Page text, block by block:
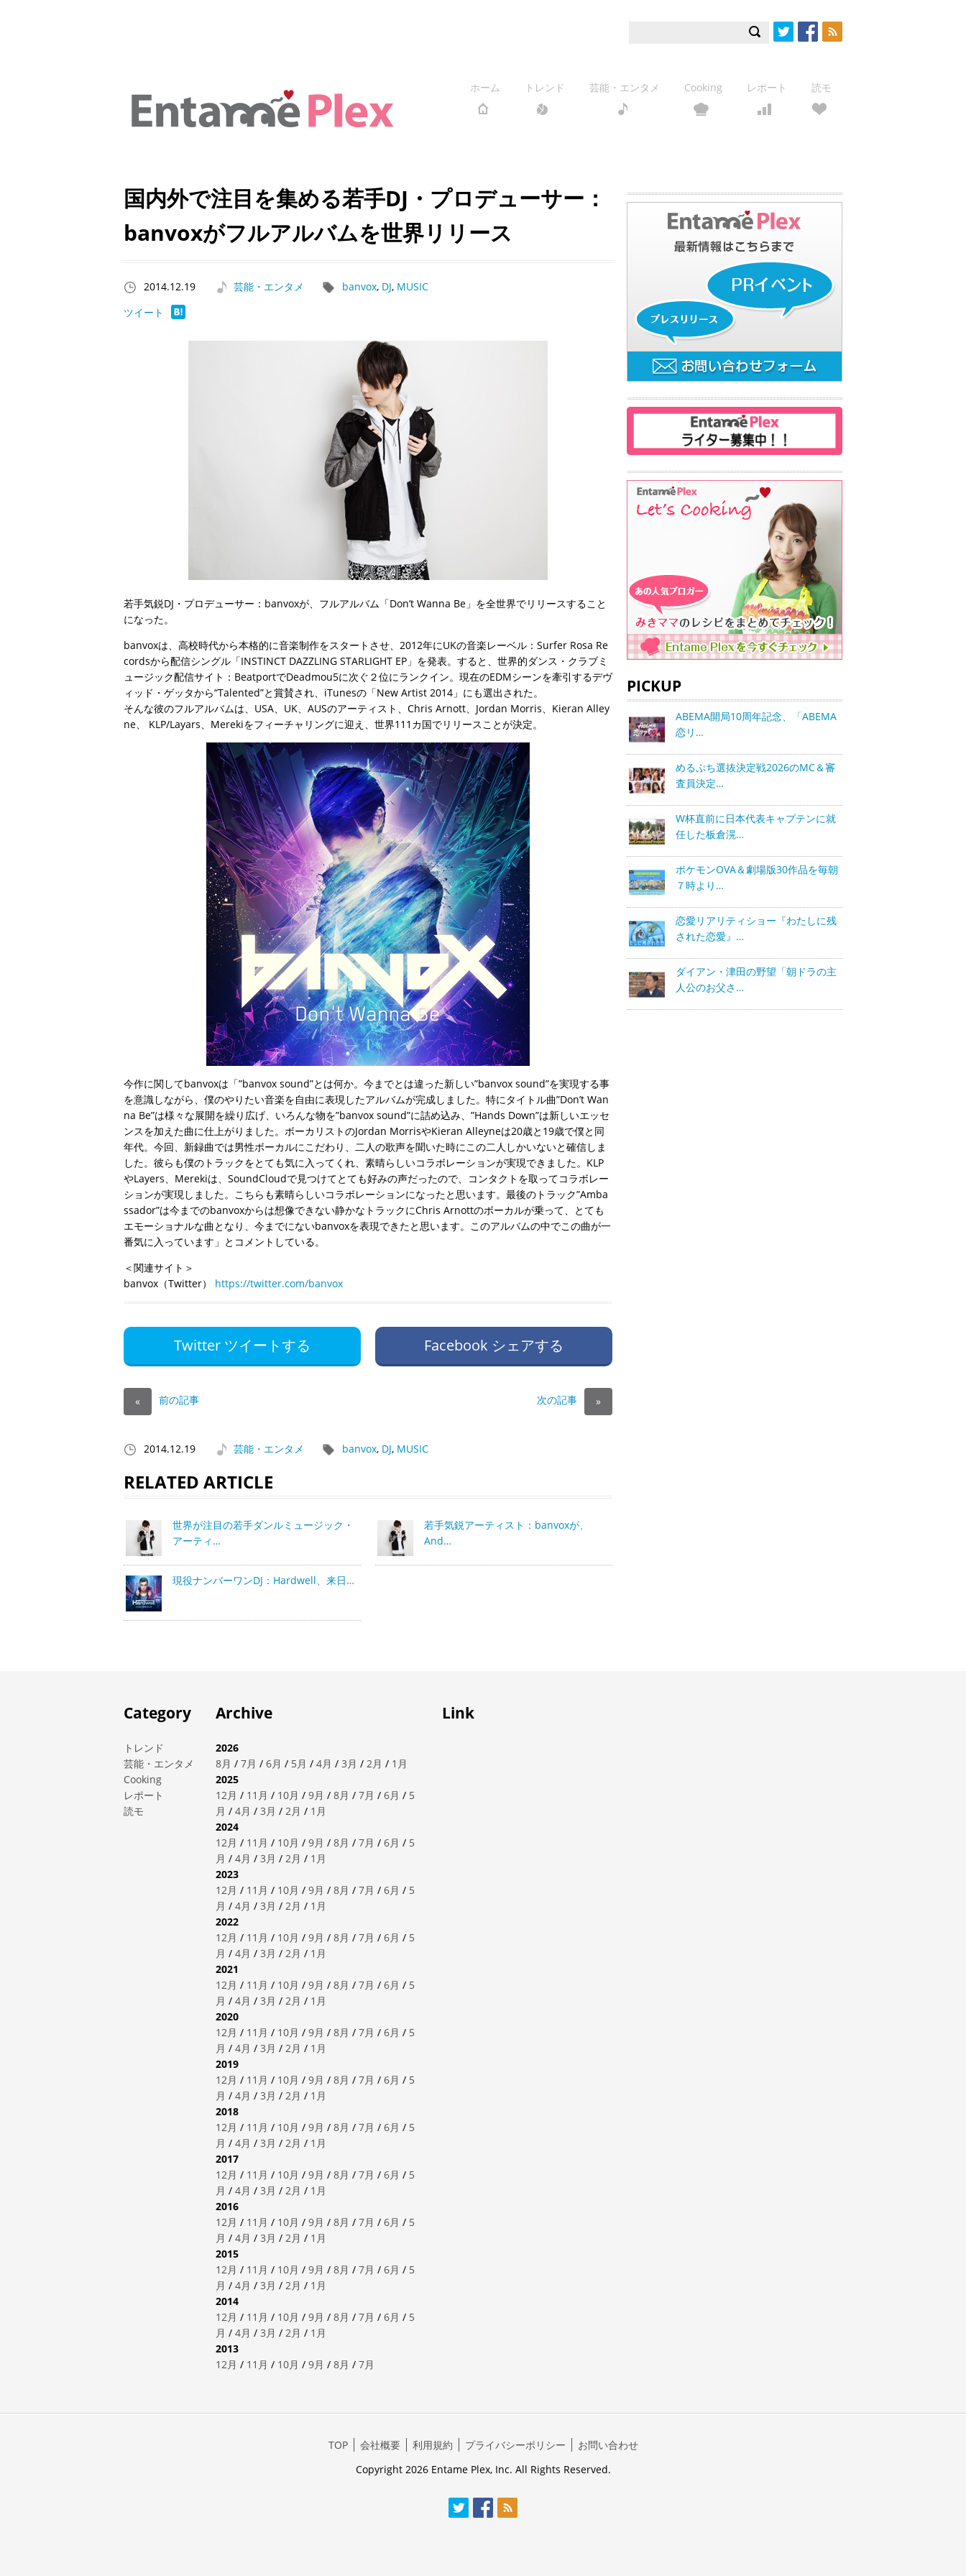
ホーム トレンド 芸能・エンタメ Cooking レポート 読モ
国内外で注目を集める若手DJ・プロデューサー：
banvoxがフルアルバムを世界リリース
2014.12.19 芸能・エンタメ banvox, DJ, MUSIC
ツイート
若手気鋭DJ・プロデューサー：banvoxが、フルアルバム「Don’t Wanna Be」を全世界でリリースすること
になった。
banvoxは、高校時代から本格的に音楽制作をスタートさせ、2012年にUKの音楽レーベル：Surfer Rosa Re
cordsから配信シングル「INSTINCT DAZZLING STARLIGHT EP」を発表。すると、世界的ダンス・クラブミ
ュージック配信サイト：BeatportでDeadmou5に次ぐ２位にランクイン。現在のEDMシーンを牽引するデヴ
ィッド・ゲッタから“Talented”と賞賛され、iTunesの「New Artist 2014」にも選出された。
そんな彼のフルアルバムは、USA、UK、AUSのアーティスト、Chris Arnott、Jordan Morris、Kieran Alley
ne、 KLP/Layars、Merekiをフィーチャリングに迎え、世界111カ国でリリースことが決定。
今作に関してbanvoxは「”banvox sound”とは何か。今までとは違った新しい”banvox sound”を実現する事
を意識しながら、僕のやりたい音楽を自由に表現したアルバムが完成しました。特にタイトル曲”Don’t Wan
na Be”は様々な展開を繰り広げ、いろんな物を”banvox sound”に詰め込み、”Hands Down”は新しいエッセ
ンスを加えた曲に仕上がりました。ボーカリストのJordan MorrisやKieran Alleyneは20歳と19歳で僕と同
年代。今回、新録曲では男性ボーカルにこだわり、二人の歌声を聞いた時にこの二人しかいないと確信しま
した。彼らも僕のトラックをとても気に入ってくれ、素晴らしいコラボレーションが実現できました。KLP
やLayers、Merekiは、SoundCloudで見つけてとても好みの声だったので、コンタクトを取ってコラボレー
ションが実現しました。こちらも素晴らしいコラボレーションになったと思います。最後のトラック”Amba
ssador”は今までのbanvoxからは想像できない静かなトラックにChris Arnottのボーカルが乗って、とても
エモーショナルな曲となり、今までにないbanvoxを表現できたと思います。このアルバムの中でこの曲が一
番気に入っています」とコメントしている。
＜関連サイト＞
banvox（Twitter） https://twitter.com/banvox
Twitter ツイートする Facebook シェアする
« 前の記事 次の記事 »
2014.12.19 芸能・エンタメ banvox, DJ, MUSIC
RELATED ARTICLE
世界が注目の若手ダンルミュージック・
アーティ…
若手気鋭アーティスト：banvoxが、
And…
現役ナンバーワンDJ：Hardwell、来日…
PICKUP
ABEMA開局10周年記念、「ABEMA
恋リ…
めるぷち選抜決定戦2026のMC＆審
査員決定…
W杯直前に日本代表キャプテンに就
任した板倉滉…
ポケモンOVA＆劇場版30作品を毎朝
７時より…
恋愛リアリティショー『わたしに残
された恋愛』…
ダイアン・津田の野望「朝ドラの主
人公のお父さ…
Category
トレンド
芸能・エンタメ
Cooking
レポート
読モ
Archive
2026
8月 / 7月 / 6月 / 5月 / 4月 / 3月 / 2月 / 1月
2025
12月 / 11月 / 10月 / 9月 / 8月 / 7月 / 6月 / 5
月 / 4月 / 3月 / 2月 / 1月
2024
12月 / 11月 / 10月 / 9月 / 8月 / 7月 / 6月 / 5
月 / 4月 / 3月 / 2月 / 1月
2023
12月 / 11月 / 10月 / 9月 / 8月 / 7月 / 6月 / 5
月 / 4月 / 3月 / 2月 / 1月
2022
12月 / 11月 / 10月 / 9月 / 8月 / 7月 / 6月 / 5
月 / 4月 / 3月 / 2月 / 1月
2021
12月 / 11月 / 10月 / 9月 / 8月 / 7月 / 6月 / 5
月 / 4月 / 3月 / 2月 / 1月
2020
12月 / 11月 / 10月 / 9月 / 8月 / 7月 / 6月 / 5
月 / 4月 / 3月 / 2月 / 1月
2019
12月 / 11月 / 10月 / 9月 / 8月 / 7月 / 6月 / 5
月 / 4月 / 3月 / 2月 / 1月
2018
12月 / 11月 / 10月 / 9月 / 8月 / 7月 / 6月 / 5
月 / 4月 / 3月 / 2月 / 1月
2017
12月 / 11月 / 10月 / 9月 / 8月 / 7月 / 6月 / 5
月 / 4月 / 3月 / 2月 / 1月
2016
12月 / 11月 / 10月 / 9月 / 8月 / 7月 / 6月 / 5
月 / 4月 / 3月 / 2月 / 1月
2015
12月 / 11月 / 10月 / 9月 / 8月 / 7月 / 6月 / 5
月 / 4月 / 3月 / 2月 / 1月
2014
12月 / 11月 / 10月 / 9月 / 8月 / 7月 / 6月 / 5
月 / 4月 / 3月 / 2月 / 1月
2013
12月 / 11月 / 10月 / 9月 / 8月 / 7月
Link
TOP 会社概要 利用規約 プライバシーポリシー
お問い合わせ
Copyright 2026 Entame Plex, Inc. All Rights Reserved.